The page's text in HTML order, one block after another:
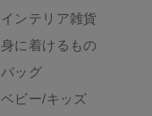
インテリア雑貨
身に着けるもの
バッグ
ベビー/キッズ